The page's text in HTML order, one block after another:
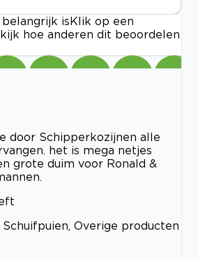
is Klik op een
hoe anderen dit beoordelen
door Schipperkozijnen alle
het is mega netjes
grote duim voor Ronald &
Schuifpuien, Overige producten